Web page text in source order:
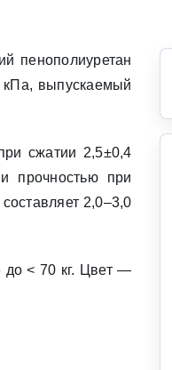
пенополиуретан
кПа, выпускаемый
сжатии 2,5±0,4
прочностью при
2,0–3,0
до < 70 кг. Цвет —